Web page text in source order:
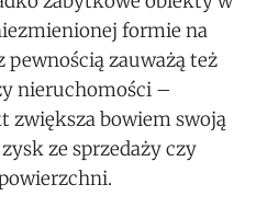
formie na
zauważą też
nieruchomości –
zwiększa bowiem swoją
ze sprzedaży czy